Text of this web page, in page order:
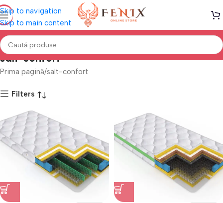
Skip to navigation
Skip to main content
salt-confort
Prima pagină salt-confort
Filters